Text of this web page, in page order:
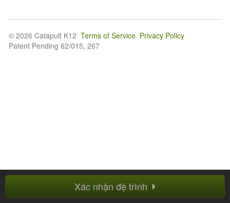
Xác nhận đệ trình
© 2026 Catapult K12 Terms of Service Privacy Policy
Patent Pending 62/015, 267